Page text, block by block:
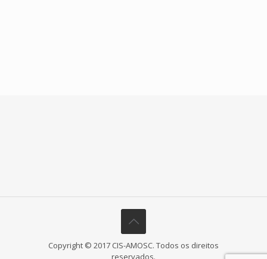
Copyright © 2017 CIS-AMOSC. Todos os direitos
reservados.